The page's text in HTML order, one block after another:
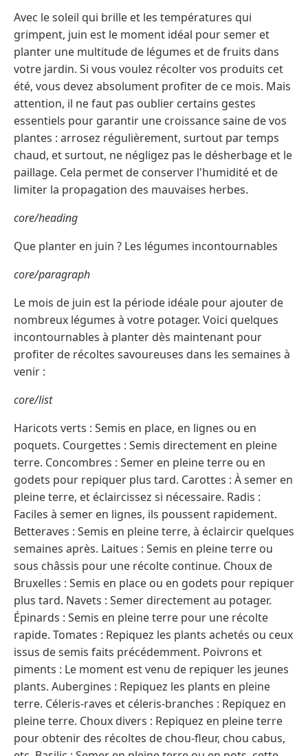
Avec le soleil qui brille et les températures qui
grimpent, juin est le moment idéal pour semer et
planter une multitude de légumes et de fruits dans
votre jardin. Si vous voulez récolter vos produits cet
été, vous devez absolument profiter de ce mois. Mais
attention, il ne faut pas oublier certains gestes
essentiels pour garantir une croissance saine de vos
plantes : arrosez régulièrement, surtout par temps
chaud, et surtout, ne négligez pas le désherbage et le
paillage. Cela permet de conserver l'humidité et de
limiter la propagation des mauvaises herbes.
core/heading
Que planter en juin ? Les légumes incontournables
core/paragraph
Le mois de juin est la période idéale pour ajouter de
nombreux légumes à votre potager. Voici quelques
incontournables à planter dès maintenant pour
profiter de récoltes savoureuses dans les semaines à
venir :
core/list
Haricots verts : Semis en place, en lignes ou en
poquets. Courgettes : Semis directement en pleine
terre. Concombres : Semer en pleine terre ou en
godets pour repiquer plus tard. Carottes : À semer en
pleine terre, et éclaircissez si nécessaire. Radis :
Faciles à semer en lignes, ils poussent rapidement.
Betteraves : Semis en pleine terre, à éclaircir quelques
semaines après. Laitues : Semis en pleine terre ou
sous châssis pour une récolte continue. Choux de
Bruxelles : Semis en place ou en godets pour repiquer
plus tard. Navets : Semer directement au potager.
Épinards : Semis en pleine terre pour une récolte
rapide. Tomates : Repiquez les plants achetés ou ceux
issus de semis faits précédemment. Poivrons et
piments : Le moment est venu de repiquer les jeunes
plants. Aubergines : Repiquez les plants en pleine
terre. Céleris-raves et céleris-branches : Repiquez en
pleine terre. Choux divers : Repiquez en pleine terre
pour obtenir des récoltes de chou-fleur, chou cabus,